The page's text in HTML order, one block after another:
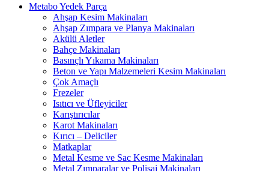
Metabo Yedek Parça
Ahşap Kesim Makinaları
Ahşap Zımpara ve Planya Makinaları
Akülü Aletler
Bahçe Makinaları
Basınçlı Yıkama Makinaları
Beton ve Yapı Malzemeleri Kesim Makinaları
Çok Amaçlı
Frezeler
Isıtıcı ve Üfleyiciler
Karıştırıcılar
Karot Makinaları
Kırıcı – Deliciler
Matkaplar
Metal Kesme ve Sac Kesme Makinaları
Metal Zımparalar ve Polisaj Makinaları